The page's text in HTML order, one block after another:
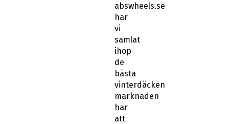
abswheels.se
har
vi
samlat
ihop
de
bästa
vinterdäcken
marknaden
har
att